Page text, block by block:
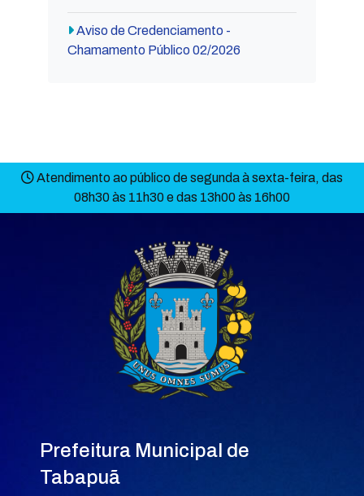
Aviso de Credenciamento -
Chamamento Público 02/2026
Atendimento ao público de segunda à sexta-feira, das
08h30 às 11h30 e das 13h00 às 16h00
Prefeitura Municipal de
Tabapuã